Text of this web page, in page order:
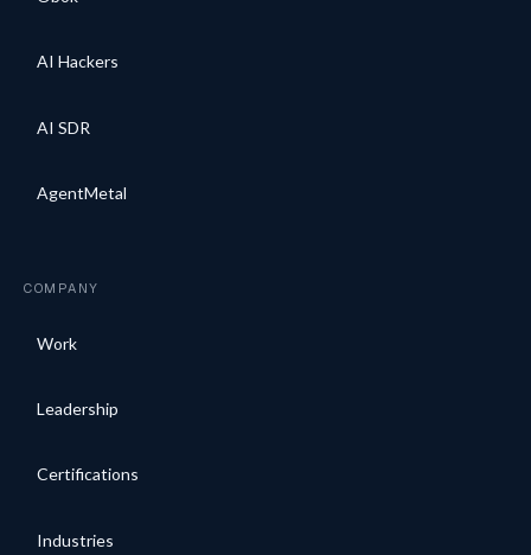
AI Hackers
AI SDR
AgentMetal
COMPANY
Work
Leadership
Certifications
Industries